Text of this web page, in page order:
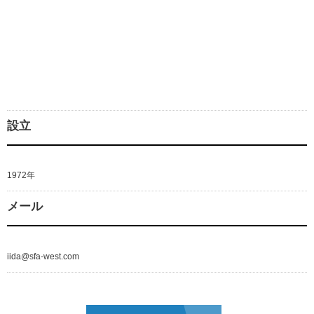
設立
1972年
メール
iida@sfa-west.com